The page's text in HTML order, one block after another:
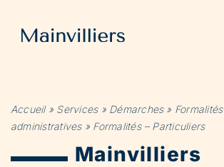
contenu
Accueil» Services» Démarches» Formalités
administratives» Formalités – Particuliers
Mainvilliers